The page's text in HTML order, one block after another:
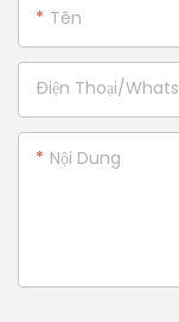
Tên
Điện Thoại/
Nội Dung